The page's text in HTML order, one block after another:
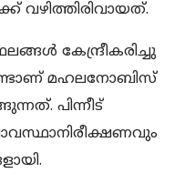
വഴിത്തിരിവായത്.
കേന്ദ്രീകരിച്ചു
മഹലനോബിസ്
പിന്നീട്